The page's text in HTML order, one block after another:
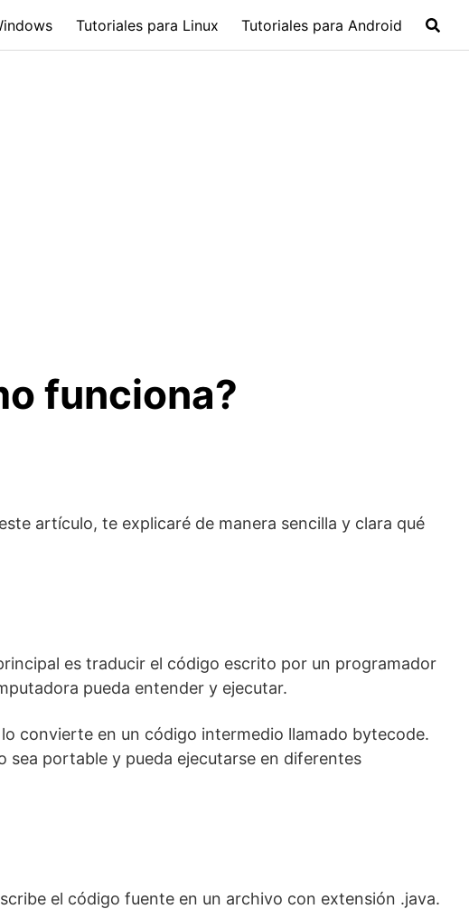
Tutoriales para Linux Tutoriales para Android
funciona?
artículo, te explicaré de manera sencilla y clara qué
es traducir el código escrito por un programador
pueda entender y ejecutar.
convierte en un código intermedio llamado bytecode.
sea portable y pueda ejecutarse en diferentes
el código fuente en un archivo con extensión .java.